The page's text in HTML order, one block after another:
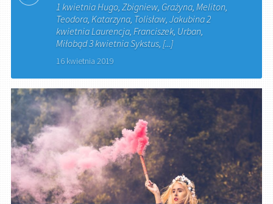
1 kwietnia Hugo, Zbigniew, Grażyna, Meliton,
Teodora, Katarzyna, Tolisław, Jakubina 2
kwietnia Laurencja, Franciszek, Urban,
Miłobąd 3 kwietnia Sykstus, [...]
16 kwietnia 2019